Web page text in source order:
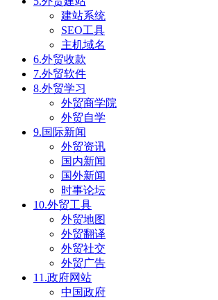
建站系统
SEO工具
主机域名
6.外贸收款
7.外贸软件
8.外贸学习
外贸商学院
外贸自学
9.国际新闻
外贸资讯
国内新闻
国外新闻
时事论坛
10.外贸工具
外贸地图
外贸翻译
外贸社交
外贸广告
11.政府网站
中国政府